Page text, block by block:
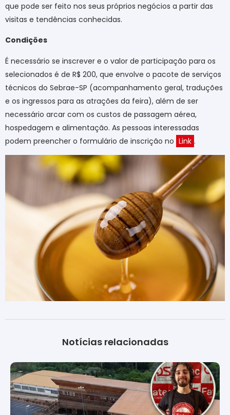
que pode ser feito nos seus próprios negócios a partir das
visitas e tendências conhecidas.
Condições
É necessário se inscrever e o valor de participação para os
selecionados é de R$ 200, que envolve o pacote de serviços
técnicos do Sebrae-SP (acompanhamento geral, traduções
e os ingressos para as atrações da feira), além de ser
necessário arcar com os custos de passagem aérea,
hospedagem e alimentação. As pessoas interessadas
podem preencher o formulário de inscrição no Link .
Notícias relacionadas